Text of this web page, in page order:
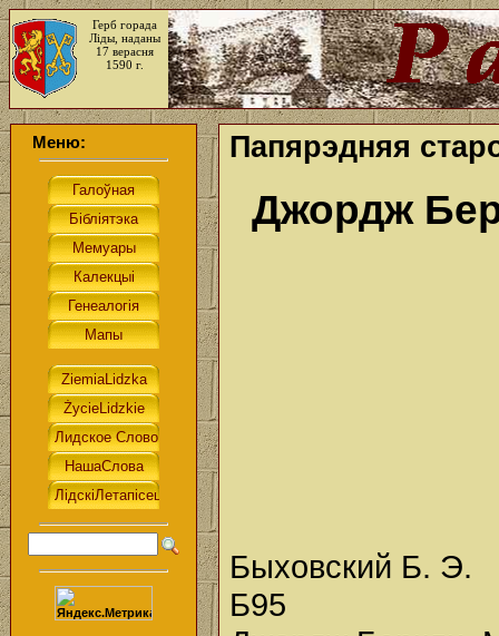
Герб горада
Ліды, наданы
17 верасня
1590 г.
Меню: Папярэдняя
Джордж
Быховский Б. Э.
Б95